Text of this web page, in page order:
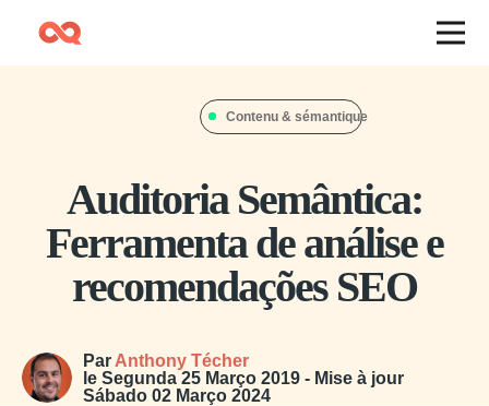
Contenu & sémantique
Auditoria Semântica:
Ferramenta de análise e
recomendações SEO
Par Anthony Técher
le Segunda 25 Março 2019 - Mise à jour
Sábado 02 Março 2024